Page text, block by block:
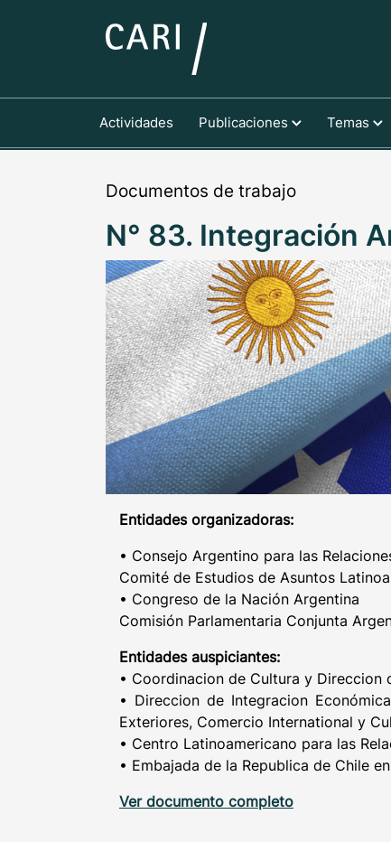
Actividades Publicaciones Temas
Documentos de trabajo
N° 83. Integración
Entidades organizadoras:
• Consejo Argentino para las
Comité de Estudios de Asuntos
• Congreso de la Nación Argentina
Comisión Parlamentaria Conjunta
Entidades auspiciantes:
• Coordinacion de Cultura y Direccion
• Direccion de Integracion
Exteriores, Comercio International y
• Centro Latinoamericano para las
• Embajada de la Republica de Chile
Ver documento completo